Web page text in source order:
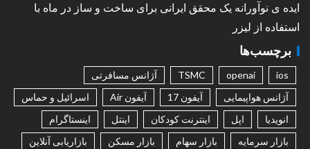
ایده ی نوآورانه یک محقق ایرانی برای ساخت و ساز در ماه با
استفاده از لیزر
برچسب‌ها
ios
openai
TSMC
آژانس مسافرتی
آژانس هواپیمایی
آیفون 17 آیفون Air
اسرائیل و حماس
انویدیا
اپل اینترنت کودکان اینتل
اینستاگرام
بازار سرمایه
بازار سهام بازار مسکن
بازاریابی آنلاین